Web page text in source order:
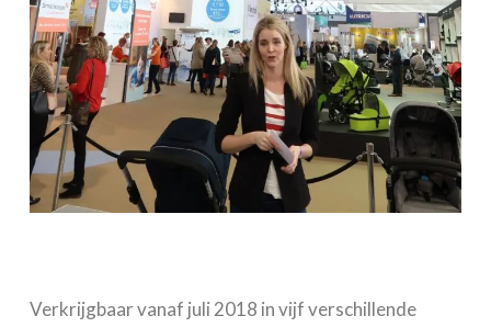
Verkrijgbaar vanaf juli 2018 in vijf verschillende